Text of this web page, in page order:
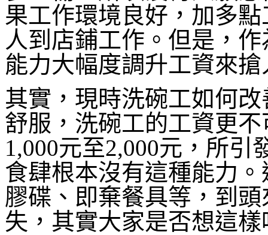
果工作環境良好，加多
人到店鋪工作。但是，
能力大幅度調升工資來搶
其實，現時洗碗工如何
舒服，洗碗工的工資更
1,000元至2,000元，所
食肆根本沒有這種能力
膠碟、即棄餐具等，到
失，其實大家是否想這樣